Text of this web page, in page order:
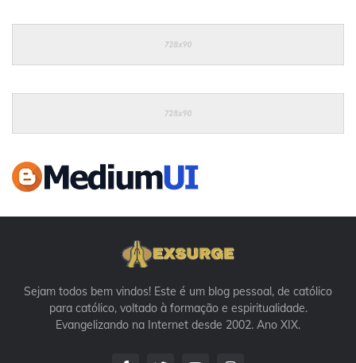
Sejam todos bem vindos! Este é um blog pessoal, de católico
para católico, voltado à formação e espiritualidade.
Evangelizando na Internet desde 2002. Ano XIX.